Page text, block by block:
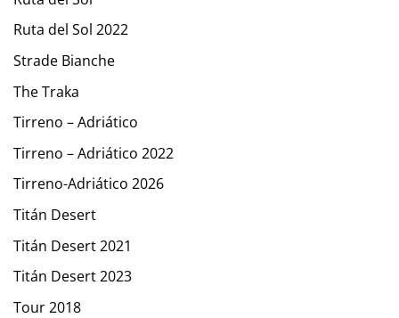
Ruta del Sol 2022
Strade Bianche
The Traka
Tirreno – Adriático
Tirreno – Adriático 2022
Tirreno-Adriático 2026
Titán Desert
Titán Desert 2021
Titán Desert 2023
Tour 2018